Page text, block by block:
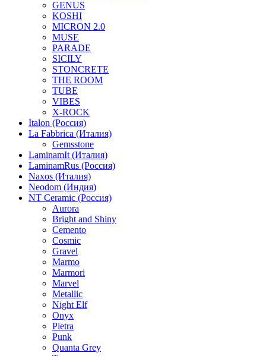
GENUS
KOSHI
MICRON 2.0
MUSE
PARADE
SICILY
STONCRETE
THE ROOM
TUBE
VIBES
X-ROCK
Italon (Россия)
La Fabbrica (Италия)
Gemsstone
LaminamIt (Италия)
LaminamRus (Россия)
Naxos (Италия)
Neodom (Индия)
NT Ceramic (Россия)
Aurora
Bright and Shiny
Cemento
Cosmic
Gravel
Marmo
Marmori
Marvel
Metallic
Night Elf
Onyx
Pietra
Punk
Quanta Grey